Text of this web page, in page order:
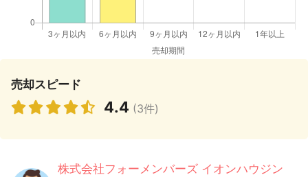
売却スピード
4.4 (3件)
株式会社フォーメンバーズ イオンハウジン